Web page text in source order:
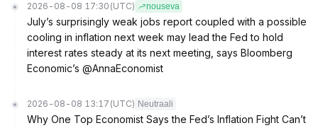
2026-08-08 17:30 (UTC) nouseva
July’s surprisingly weak jobs report coupled with a possible
cooling in inflation next week may lead the Fed to hold
interest rates steady at its next meeting, says Bloomberg
Economic’s @AnnaEconomist
2026-08-08 13:17 (UTC) Neutraali
Why One Top Economist Says the Fed’s Inflation Fight Can’t